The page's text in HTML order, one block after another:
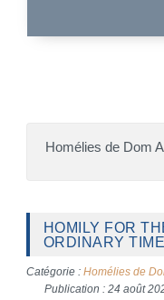
Homélies de Dom
HOMILY FOR
ORDINARY
Catégorie : Homélies de
Publication : 24 août